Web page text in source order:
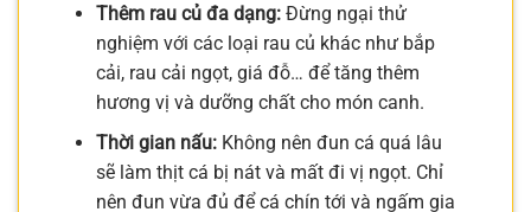
Thêm rau củ đa dạng:Đừng ngại thử
nghiệm với các loại rau củ khác như bắp
cải, rau cải ngọt, giá đỗ… để tăng thêm
hương vị và dưỡng chất cho món canh.
Thời gian nấu:Không nên đun cá quá lâu
sẽ làm thịt cá bị nát và mất đi vị ngọt. Chỉ
nên đun vừa đủ để cá chín tới và ngấm gia